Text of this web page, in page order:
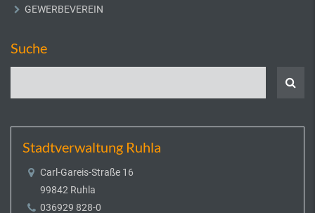
GEWERBEVEREIN
Suche
Stadtverwaltung Ruhla
Carl-Gareis-Straße 16
99842 Ruhla
036929 828-0